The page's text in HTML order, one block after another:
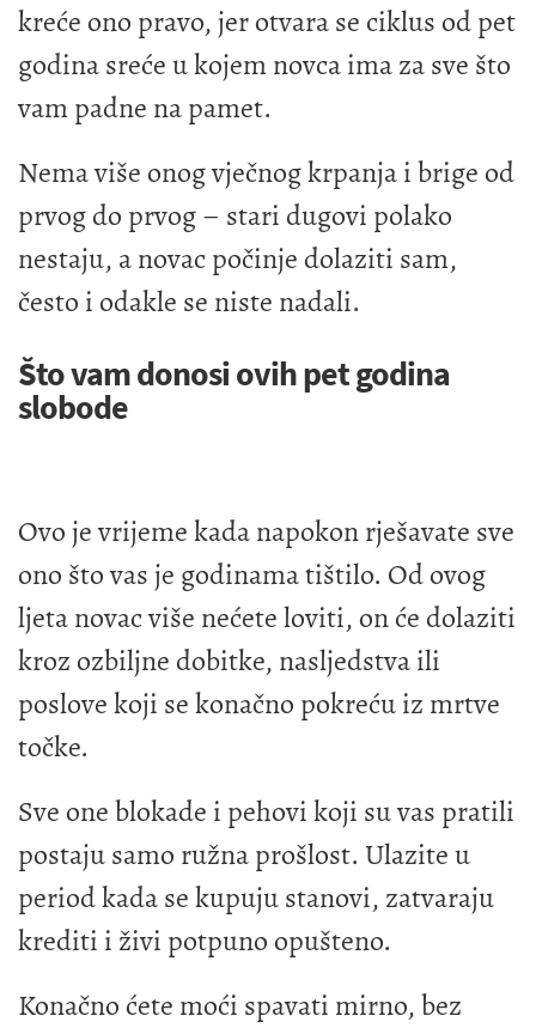
kreće ono pravo, jer otvara se ciklus od pet
godina sreće u kojem novca ima za sve što
vam padne na pamet.
Nema više onog vječnog krpanja i brige od
prvog do prvog – stari dugovi polako
nestaju, a novac počinje dolaziti sam,
često i odakle se niste nadali.
Što vam donosi ovih pet godina
slobode
Ovo je vrijeme kada napokon rješavate sve
ono što vas je godinama tištilo. Od ovog
ljeta novac više nećete loviti, on će dolaziti
kroz ozbiljne dobitke, nasljedstva ili
poslove koji se konačno pokreću iz mrtve
točke.
Sve one blokade i pehovi koji su vas pratili
postaju samo ružna prošlost. Ulazite u
period kada se kupuju stanovi, zatvaraju
krediti i živi potpuno opušteno.
Konačno ćete moći spavati mirno, bez